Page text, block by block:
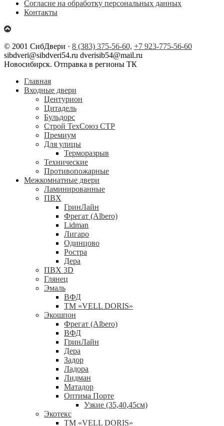
Согласие на обработку персональных данных
Контакты
© 2001 СибДвери · 8 (383) 375-56-60, +7 923-775-56-60
sibdveri@sibdveri54.ru dverisib54@mail.ru
Новосибирск. Отправка в регионы ТК
Главная
Входные двери
Центурион
Цитадель
Бульдорс
Строй ТехСоюз СТР
Премиум
Для улицы
Терморазрыв
Технические
Противопожарные
Межкомнатные двери
Ламинированные
ПВХ
ГринЛайн
Фрегат (Albero)
Lidman
Лигаро
Одинцово
Ростра
Дера
ПВХ 3D
Глянец
Эмаль
ВФД
ТМ «VELL DORIS»
Экошпон
Фрегат (Albero)
ВФД
ГринЛайн
Дера
Задор
Ладора
Лидман
Матадор
Оптима Порте
Узкие (35,40,45см)
Экотекс
ТМ «VELL DORIS»